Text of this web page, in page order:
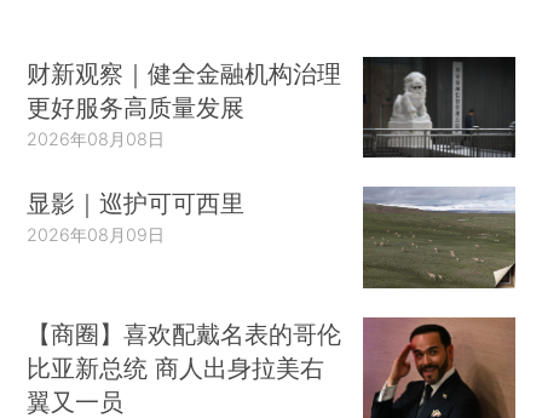
财新观察｜健全金融机构治理
更好服务高质量发展
2026年08月08日
显影｜巡护可可西里
2026年08月09日
【商圈】喜欢配戴名表的哥伦
比亚新总统 商人出身拉美右
翼又一员